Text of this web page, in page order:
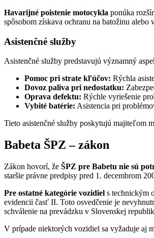
Havarijné poistenie motocykla ponúka
spôsobom získava ochranu na batožinu alebo
Asistenčné služby
Asistenčné služby predstavujú významný
Pomoc pri strate kľúčov: Rýchla
Dovoz paliva pri nedostatku:
Oprava defektu: Rýchle vyriešenie
Vybité batérie: Asistencia pri
Tieto asistenčné služby poskytujú majiteľom
Babeta ŠPZ – zákon
Zákon hovorí, že ŠPZ pre Babetu nie sú
staršie právne predpisy pred 1. decembrom
Pre ostatné kategórie vozidiel s technickým
evidencii časť II. Toto osvedčenie je
schválenie na prevádzku v Slovenskej
V prípade niektorých vozidiel sa vyžaduje aj